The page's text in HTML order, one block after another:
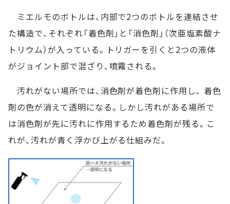
ミエルモのボトルは、内部で2つのボトルを連結させ
た構造で、それぞれ「着色剤」と「消色剤」（次亜塩素酸ナ
トリウム）が入っている。トリガーを引くと2つの液体
がジョイント部で混ざり、噴霧される。
汚れがない場所では、消色剤が着色剤に作用し、 着色
剤の色が消えて透明になる。しかし汚れがある場所で
は消色剤が先に汚れに作用するため着色剤が残る。こ
れが、汚れが青く浮かび上がる仕組みだ。